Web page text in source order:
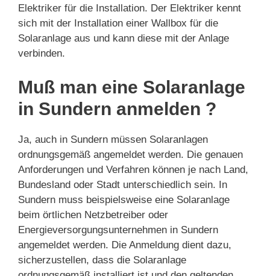
Elektriker für die Installation. Der Elektriker kennt
sich mit der Installation einer Wallbox für die
Solaranlage aus und kann diese mit der Anlage
verbinden.
Muß man eine Solaranlage
in Sundern anmelden ?
Ja, auch in Sundern müssen Solaranlagen
ordnungsgemäß angemeldet werden. Die genauen
Anforderungen und Verfahren können je nach Land,
Bundesland oder Stadt unterschiedlich sein. In
Sundern muss beispielsweise eine Solaranlage
beim örtlichen Netzbetreiber oder
Energieversorgungsunternehmen in Sundern
angemeldet werden. Die Anmeldung dient dazu,
sicherzustellen, dass die Solaranlage